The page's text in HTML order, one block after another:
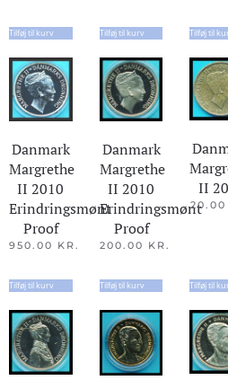
Tilføj til kurv Tilføj til kurv Tilføj til
Danmark
Margrethe
II 2010
Erindringsmønt
Proof
950.00 KR.
Tilføj til kurv
Danmark
Margrethe
II 2010
Erindringsmønt
Proof
200.00 KR.
Tilføj til kurv
II
20.00
Tilføj til